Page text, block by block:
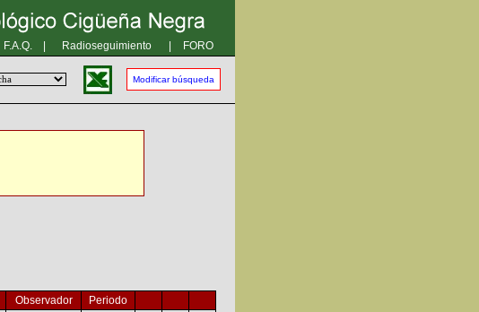
F.A.Q. Radioseguimiento FORO
Modificar búsqueda
Observador
Periodo